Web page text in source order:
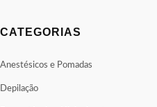
CATEGORIAS
Anestésicos e Pomadas
Depilação